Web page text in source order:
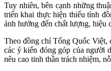
Tuy nhiên, bên cạnh những
triển khai thực hiện thiếu tính
ảnh hưởng đến chất lượng, hiệu
Theo đồng chí Tống Quốc Việt,
các ý kiến đóng góp của người
nêu cao tinh thần trách nhiệm,